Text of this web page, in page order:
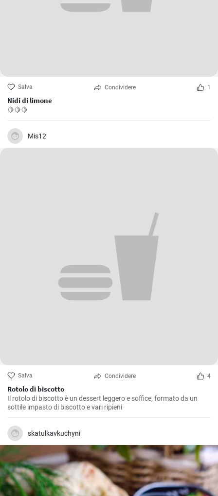
Salva Condividere 1
Nidi di limone
🍋🍋🍋
Mis12
Salva Condividere 4
Rotolo di biscotto
Il rotolo di biscotto è un dessert leggero e soffice, formato da un
sottile impasto di biscotto e vari ripieni
skatulkavkuchyni